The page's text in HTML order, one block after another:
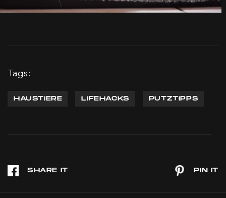
Tags:
HAUSTIERE LIFEHACKS PUTZTIPPS